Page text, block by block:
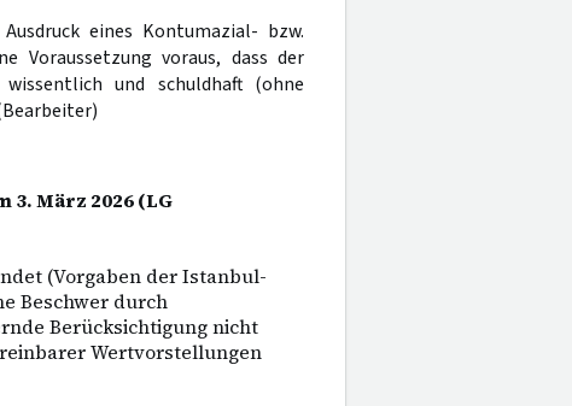
eines Kontumazial- bzw.
Voraussetzung voraus, dass der
und schuldhaft (ohne
3. März 2026 (LG
(Vorgaben der Istanbul-
Beschwer durch
Berücksichtigung nicht
Wertvorstellungen